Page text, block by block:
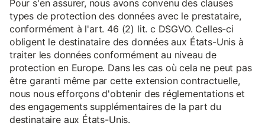
Pour s'en assurer, nous avons convenu des clauses
types de protection des données avec le prestataire,
conformément à l'art. 46 (2) lit. c DSGVO. Celles-ci
obligent le destinataire des données aux États-Unis à
traiter les données conformément au niveau de
protection en Europe. Dans les cas où cela ne peut pas
être garanti même par cette extension contractuelle,
nous nous efforçons d'obtenir des réglementations et
des engagements supplémentaires de la part du
destinataire aux États-Unis.